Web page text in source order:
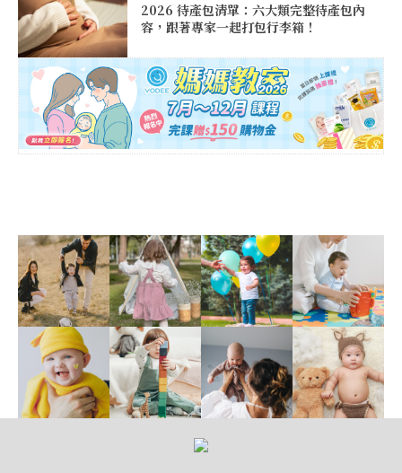
2026 待產包清單：六大類完整待產包內
容，跟著專家一起打包行李箱！